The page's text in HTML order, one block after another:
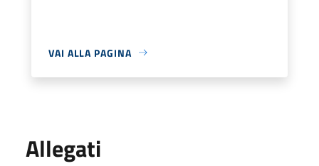
VAI ALLA PAGINA
Allegati